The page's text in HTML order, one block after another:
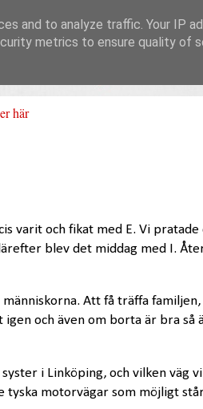
här
varit och fikat med E. Vi
blev det middag med I.
Att få träffa familjen,
och även om borta är bra så
i Linköping, och vilken väg
tyska motorvägar som möjligt
and to analyze traffic. Your IP
metrics to ensure quality of